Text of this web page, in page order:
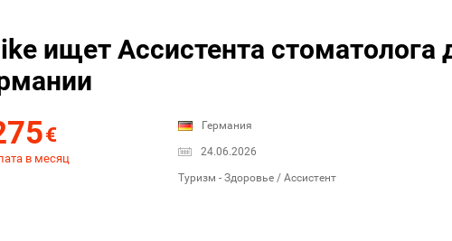
ищет Ассистента стоматолога
€
в месяц
Германия
24.06.2026
Туризм - Здоровье / Ассистент